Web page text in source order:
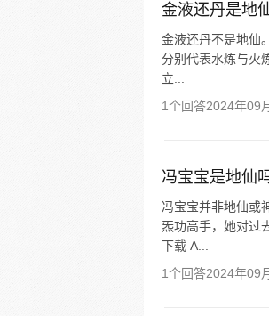
金液还丹是地
金液还丹不是地仙
分别代表水炼与火
立...
1个回答2024年09
冯宝宝是地仙
冯宝宝并非地仙或
炁功高手，她对过
下载 A...
1个回答2024年09